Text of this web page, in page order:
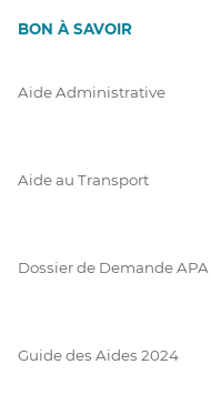
BON À SAVOIR
Aide Administrative
Aide au Transport
Dossier de Demande APA
Guide des Aides 2024